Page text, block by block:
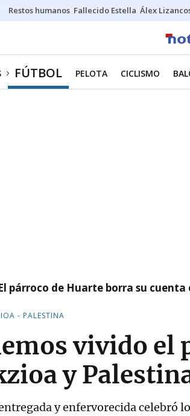
Restos humanos Fallecido Estella Álex
FÚTBOL PELOTA CICLISMO
párroco de Huarte borra su
- PALESTINA
vivido el
y
y enfervorecida celebró